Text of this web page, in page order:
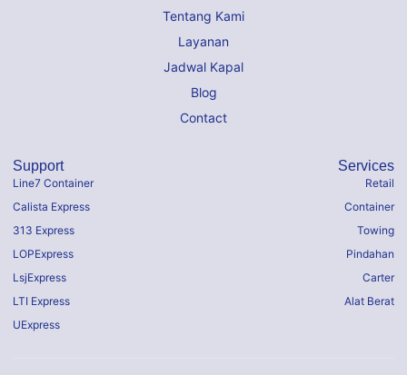
Tentang Kami
Layanan
Jadwal Kapal
Blog
Contact
Support
Line7 Container
Calista Express
313 Express
LOPExpress
LsjExpress
LTI Express
UExpress
Services
Retail
Container
Towing
Pindahan
Carter
Alat Berat